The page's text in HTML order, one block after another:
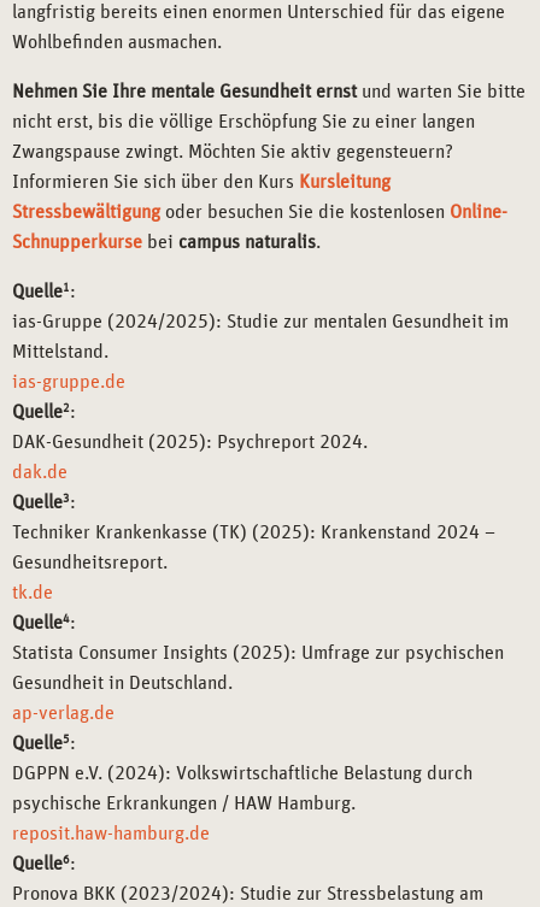
langfristig bereits einen enormen Unterschied für das eigene
Wohlbefinden ausmachen.
Nehmen Sie Ihre mentale Gesundheit ernstund warten Sie bitte
nicht erst, bis die völlige Erschöpfung Sie zu einer langen
Zwangspause zwingt. Möchten Sie aktiv gegensteuern?
Informieren Sie sich über den Kurs Kursleitung
Stressbewältigungoder besuchen Sie die kostenlosen Online-
Schnupperkurse bei campus naturalis.
Quelle1 :
ias-Gruppe (2024/2025): Studie zur mentalen Gesundheit im
Mittelstand.
ias-gruppe.de
Quelle2:
DAK-Gesundheit (2025): Psychreport 2024.
dak.de
Quelle3 :
Techniker Krankenkasse (TK) (2025): Krankenstand 2024 –
Gesundheitsreport.
tk.de
Quelle4:
Statista Consumer Insights (2025): Umfrage zur psychischen
Gesundheit in Deutschland.
ap-verlag.de
Quelle5 :
DGPPN e.V. (2024): Volkswirtschaftliche Belastung durch
psychische Erkrankungen / HAW Hamburg.
reposit.haw-hamburg.de
Quelle6:
Pronova BKK (2023/2024): Studie zur Stressbelastung am